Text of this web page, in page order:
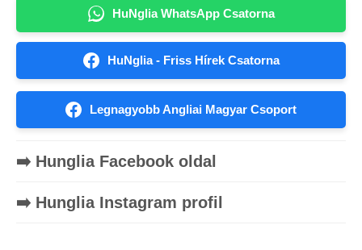
HuNglia WhatsApp Csatorna
HuNglia - Friss Hírek Csatorna
Legnagyobb Angliai Magyar Csoport
➡️ Hunglia Facebook oldal
➡️ Hunglia Instagram profil